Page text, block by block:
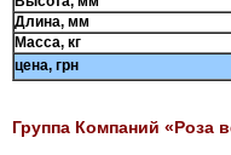
Длина, мм
Масса, кг
цена, грн
Группа Компаний «Роза